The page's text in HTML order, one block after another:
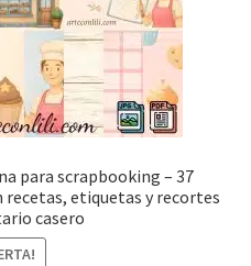
para scrapbooking – 37
recetas, etiquetas y recortes
casero